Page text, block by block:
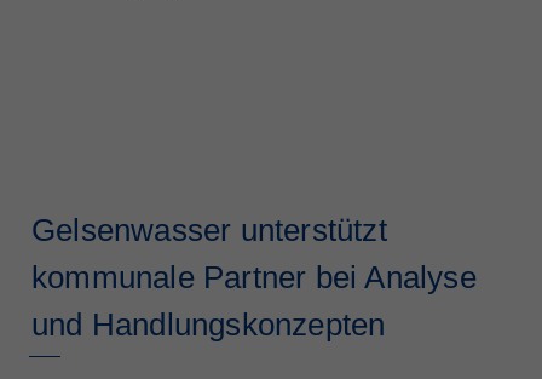
Gelsenwasser unterstützt
kommunale Partner bei Analyse
und Handlungskonzepten